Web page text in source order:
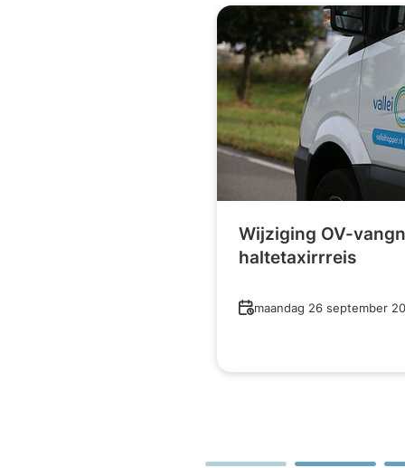
Wijziging OV-
haltetaxirrreis
Datum
maandag 26 september